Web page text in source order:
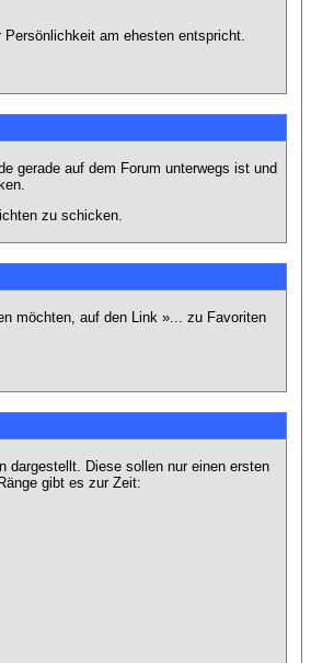
am ehesten entspricht.
gerade auf dem Forum unterwegs ist und
zu schicken.
möchten, auf den Link »... zu Favoriten
dargestellt. Diese sollen nur einen ersten
gibt es zur Zeit: